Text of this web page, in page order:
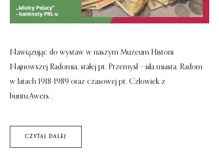
Nawiązując do wystaw w naszym Muzeum Historii
Najnowszej Radomia, stałej pt. Przemysł – siła miasta. Radom
w latach 1918-1989 oraz czasowej pt. Człowiek z
buntu.Awers...
CZYTAJ DALEJ